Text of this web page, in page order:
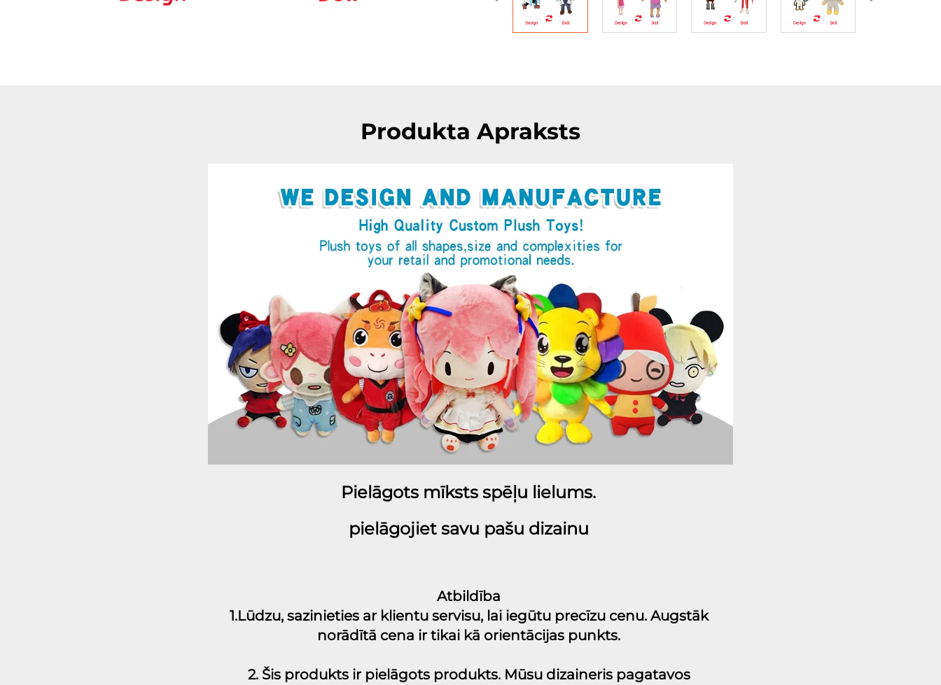
Produkta Apraksts
Pielāgots mīksts spēļu lielums.
pielāgojiet savu pašu dizainu
Atbildība
1.Lūdzu, sazinieties ar klientu servisu, lai iegūtu precīzu cenu. Augstāk
norādītā cena ir tikai kā orientācijas punkts.
2. Šis produkts ir pielāgots produkts. Mūsu dizaineris pagatavos